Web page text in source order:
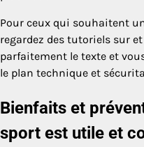
Pour ceux qui souhaitent
regardez des tutoriels sur
parfaitement le texte et
le plan technique et
Bienfaits et
sport est utile et